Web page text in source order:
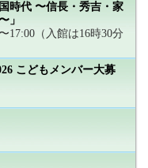
時代 〜信長・秀吉・家
」
17:00（入館は16時30分
こどもメンバー大募